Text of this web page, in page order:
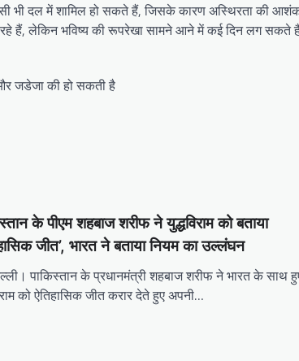
भी दल में शामिल हो सकते हैं, जिसके कारण अस्थिरता की
रहे हैं, लेकिन भविष्य की रूपरेखा सामने आने में कई दिन लग सकते
जडेजा की हो सकती है
के पीएम शहबाज शरीफ ने युद्धविराम को बताया
जीत’, भारत ने बताया नियम का उल्लंघन
पाकिस्तान के प्रधानमंत्री शहबाज शरीफ ने भारत के साथ
को ऐतिहासिक जीत करार देते हुए अपनी…